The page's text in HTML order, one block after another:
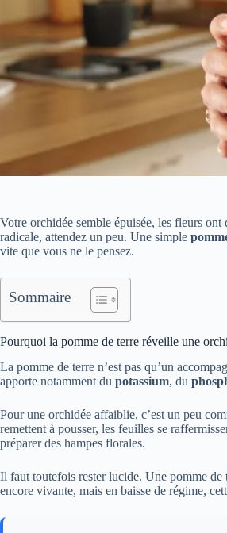
Votre orchidée semble épuisée, les fleurs
radicale, attendez un peu. Une simple
vite que vous ne le pensez.
Sommaire
Pourquoi la pomme de terre réveille une
La pomme de terre n’est pas qu’un
apporte notamment du potassium, du
Pour une orchidée affaiblie, c’est un peu
remettent à pousser, les feuilles se
préparer des hampes florales.
Il faut toutefois rester lucide. Une pomme de
encore vivante, mais en baisse de régime,